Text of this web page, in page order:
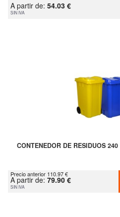
A partir de: 54.03 €
SIN IVA
CONTENEDOR DE RESIDUOS
Precio anterior 110.97 €
A partir de: 79.90 €
SIN IVA